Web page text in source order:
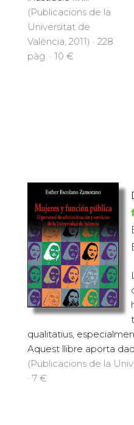
(Publicacions de la
Universitat de
València, 2011) · 228
pàg. · 10 €
qualitatius,
Aquest llibre aporta
(Publicacions de la
· 7 €